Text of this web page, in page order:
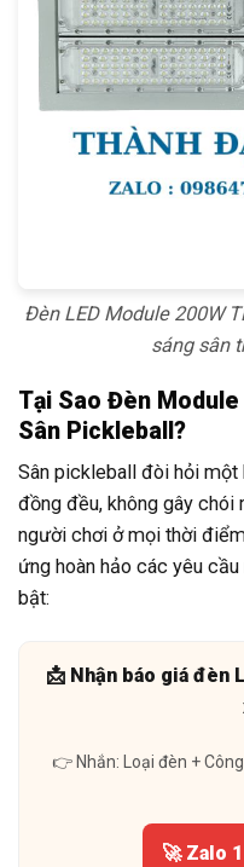
Đèn LED Module 200W
sáng sân
Tại Sao Đèn Module
Sân Pickleball?
Sân pickleball đòi hỏi một
đồng đều, không gây
người chơi ở mọi thời
ứng hoàn hảo các yêu
bật:
📩 Nhận báo giá đèn
👉 Nhắn: Loại đèn +
🚀 Zalo